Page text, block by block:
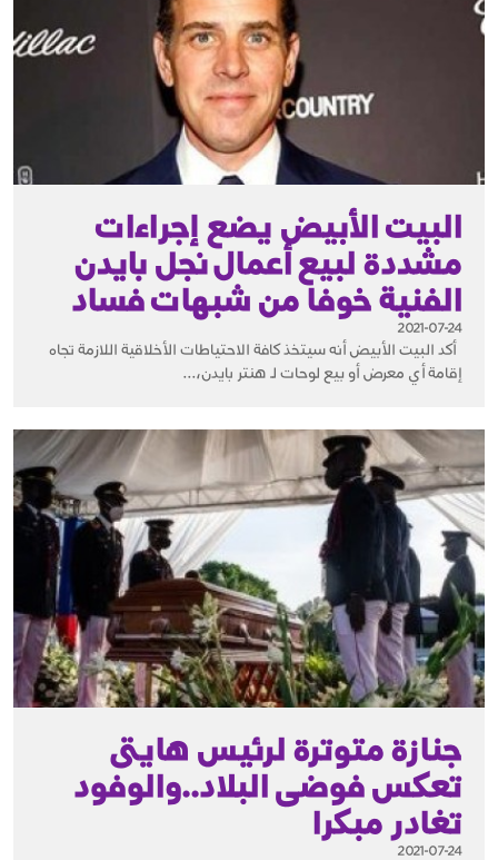
البيت الأبيض يضع إجراءات
مشددة لبيع أعمال نجل بايدن
الفنية خوفا من شبهات فساد
2021-07-24
أكد البيت الأبيض أنه سيتخذ كافة الاحتياطات الأخلاقية اللازمة تجاه
إقامة أي معرض أو بيع لوحات لـ هنتر بايدن،...
جنازة متوترة لرئيس هايتى
تعكس فوضى البلاد..والوفود
تغادر مبكرا
2021-07-24